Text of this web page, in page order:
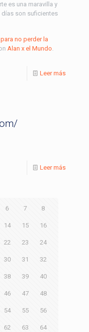
es una maravilla y
son suficientes
no perder la
Alan x el Mundo.
Leer más
Leer más
6 7 8
14 15 16
22 23 24
30 31 32
38 39 40
46 47 48
54 55 56
62 63 64